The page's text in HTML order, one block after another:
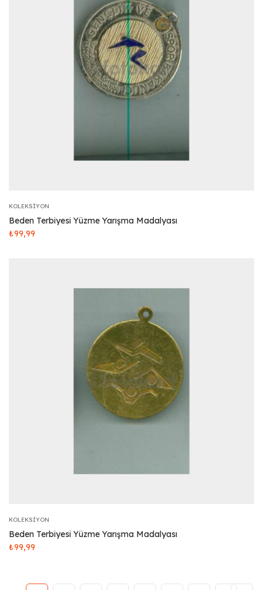
KOLEKSIYON
Beden Terbiyesi Yüzme Yarışma Madalyası
₺99,99
KOLEKSIYON
Beden Terbiyesi Yüzme Yarışma Madalyası
₺99,99